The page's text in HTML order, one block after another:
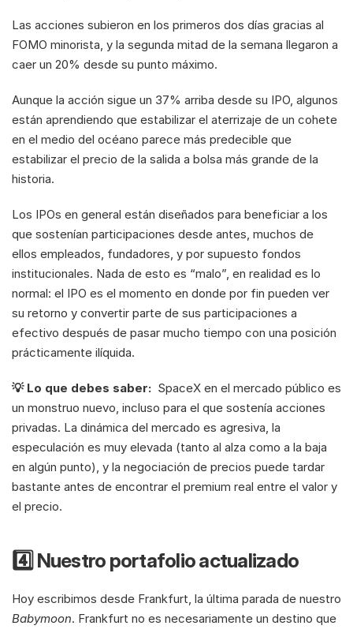
Las acciones subieron en los primeros dos días gracias al
FOMO minorista, y la segunda mitad de la semana llegaron a
caer un 20% desde su punto máximo.
Aunque la acción sigue un 37% arriba desde su IPO, algunos
están aprendiendo que estabilizar el aterrizaje de un cohete
en el medio del océano parece más predecible que
estabilizar el precio de la salida a bolsa más grande de la
historia.
Los IPOs en general están diseñados para beneficiar a los
que sostenían participaciones desde antes, muchos de
ellos empleados, fundadores, y por supuesto fondos
institucionales. Nada de esto es “malo”, en realidad es lo
normal: el IPO es el momento en donde por fin pueden ver
su retorno y convertir parte de sus participaciones a
efectivo después de pasar mucho tiempo con una posición
prácticamente ilíquida.
💡 Lo que debes saber: SpaceX en el mercado público es
un monstruo nuevo, incluso para el que sostenía acciones
privadas. La dinámica del mercado es agresiva, la
especulación es muy elevada (tanto al alza como a la baja
en algún punto), y la negociación de precios puede tardar
bastante antes de encontrar el premium real entre el valor y
el precio.
4️⃣ Nuestro portafolio actualizado
Babymoon. Frankfurt no es necesariamente un destino que